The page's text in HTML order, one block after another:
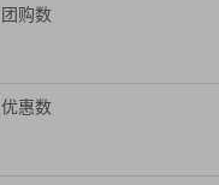
团购数
优惠数